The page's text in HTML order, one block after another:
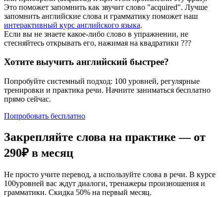
Это поможет запомнить как звучит слово "acquired". Лучше
запомнить английские слова и грамматику поможет наш
интерактивный курс английского языка.
Если вы не знаете какое-либо слово в упражнении, не
стесняйтесь открывать его, нажимая на квадратики ???
Хотите выучить английский быстрее?
Попробуйте системный подход: 100 уровней, регулярные
тренировки и практика речи. Начните заниматься бесплатно
прямо сейчас.
Попробовать бесплатно
Закрепляйте слова на практике — от
290₽ в месяц
Не просто учите перевод, а используйте слова в речи. В курсе
100уровней вас ждут диалоги, тренажеры произношения и
грамматики. Скидка 50% на первый месяц.